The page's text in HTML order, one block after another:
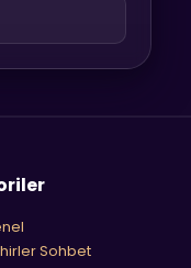
Sohbet